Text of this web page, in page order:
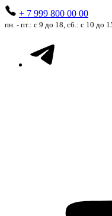
+ 7 999 800 00 00
пн. - пт.: с 9 до 18, сб.: с 10 до